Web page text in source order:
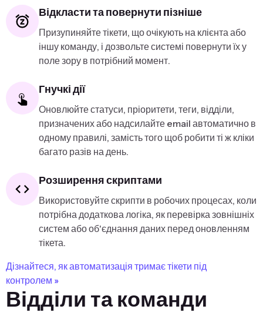
Відкласти та повернути пізніше
Призупиняйте тікети, що очікують на клієнта або
іншу команду, і дозвольте системі повернути їх у
поле зору в потрібний момент.
Гнучкі дії
Оновлюйте статуси, пріоритети, теги, відділи,
призначених або надсилайте email автоматично в
одному правилі, замість того щоб робити ті ж кліки
багато разів на день.
Розширення скриптами
Використовуйте скрипти в робочих процесах, коли
потрібна додаткова логіка, як перевірка зовнішніх
систем або об'єднання даних перед оновленням
тікета.
Дізнайтеся, як автоматизація тримає тікети під
контролем »
Відділи та команди